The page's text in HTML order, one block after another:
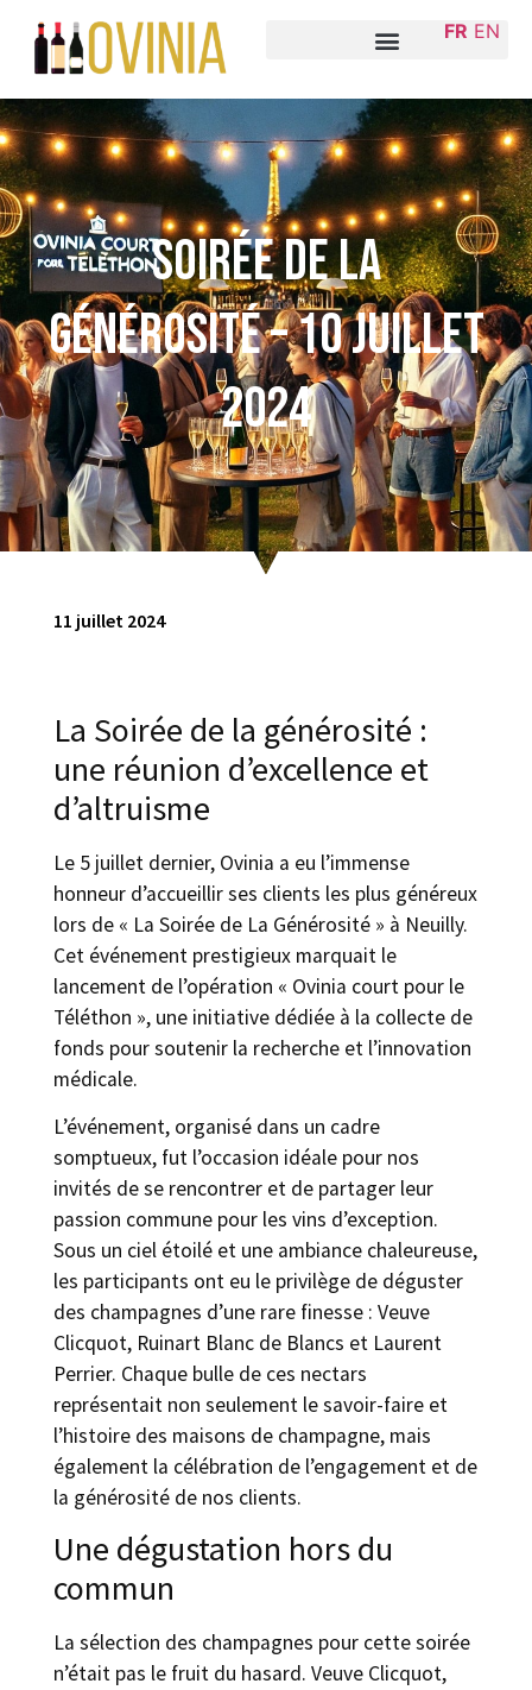
FR EN
Soirée de la
générosité – 10 juillet
2024
11 juillet 2024
La Soirée de la générosité :
une réunion d’excellence et
d’altruisme
Le 5 juillet dernier, Ovinia a eu l’immense
honneur d’accueillir ses clients les plus généreux
lors de « La Soirée de La Générosité » à Neuilly.
Cet événement prestigieux marquait le
lancement de l’opération « Ovinia court pour le
Téléthon », une initiative dédiée à la collecte de
fonds pour soutenir la recherche et l’innovation
médicale.
L’événement, organisé dans un cadre
somptueux, fut l’occasion idéale pour nos
invités de se rencontrer et de partager leur
passion commune pour les vins d’exception.
Sous un ciel étoilé et une ambiance chaleureuse,
les participants ont eu le privilège de déguster
des champagnes d’une rare finesse : Veuve
Clicquot, Ruinart Blanc de Blancs et Laurent
Perrier. Chaque bulle de ces nectars
représentait non seulement le savoir-faire et
l’histoire des maisons de champagne, mais
également la célébration de l’engagement et de
la générosité de nos clients.
Une dégustation hors du
commun
La sélection des champagnes pour cette soirée
n’était pas le fruit du hasard. Veuve Clicquot,